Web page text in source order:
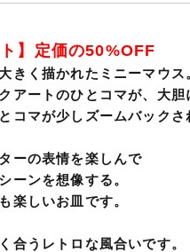
ト】定価の50%OFF
きく描かれたミニーマウス
アートのひとコマが、大胆
コマが少しズームバックさ
ーの表情を楽しんで
ーンを想像する。
楽しいお皿です。
合うレトロな風合いです。